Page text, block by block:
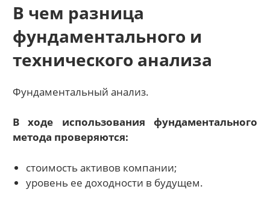
В чем разница
фундаментального и
технического анализа
Фундаментальный анализ.
В ходе использования фундаментального
метода проверяются:
стоимость активов компании;
уровень ее доходности в будущем.